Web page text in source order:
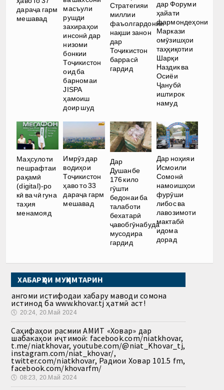
дараҷа гарм
мешавад
масъули
рушди
захираҳои
инсонӣ дар
низоми
бонкии
Тоҷикистон
оид ба
барномаи
JISPA
ҳамоиш
доир шуд
Стратегияи
миллии
фаъолгардонии
нақши занон
дар
Тоҷикистон
баррасӣ
гардид
дар Форуми
ҳайати
фармондеҳони
Маркази
омӯзишҳои
таҳқиқотии
Шарқи
Наздик ва
Осиёи
Ҷанубӣ
иштирок
намуд
Маҳсулоти
пешрафтаи
рақамӣ
(digital)-ро
кӣ ва чӣ гуна
таҳия
менамояд
Имрӯз дар
водиҳои
Тоҷикистон
ҳаво то 33
дараҷа гарм
мешавад
Дар
Душанбе
176 кило
гӯшти
бедонаи ба
талаботи
бехатарӣ
ҷавобгӯнабуда
мусодира
гардид
Дар ноҳияи
Исмоили
Сомонӣ
намоишҳои
фурӯши
либос ва
лавозимоти
мактабӣ
идома
дорад
ХАБАРҲОИ МУҲИМТАРИН
Ҳангоми истифодаи хабару маводи сомона
истинод ба www.khovar.tj ҳатмӣ аст!
🕔 20:24, 20.Май 2024
Саҳифаҳои расмии АМИТ «Ховар» дар
шабакаҳои иҷтимоӣ: facebook.com/niatkhovar,
t.me/niatkhovar, youtube.com/@niat_Khovar_tj,
instagram.com/niat_khovar/,
twitter.com/niatkhovar, Радиои Ховар 101.5 fm,
facebook.com/khovarfm/
🕔 08:23, 20.Май 2024